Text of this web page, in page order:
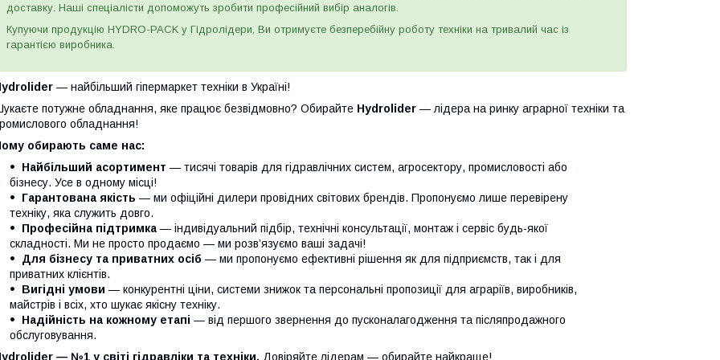
доставку. Наші спеціалісти допоможуть зробити професійний вибір аналогів.
Купуючи продукцію HYDRO-PACK у Гідролідери, Ви отримуєте безперебійну роботу техніки на тривалий час із
гарантією виробника.
— найбільший гіпермаркет техніки в Україні!
потужне обладнання, яке працює безвідмовно? Обирайте Hydrolider — лідера на ринку аграрної техніки та
обладнання!
обирають саме нас:
Найбільший асортимент — тисячі товарів для гідравлічних систем, агросектору, промисловості або
бізнесу. Усе в одному місці!
Гарантована якість — ми офіційні дилери провідних світових брендів. Пропонуємо лише перевірену
техніку, яка служить довго.
Професійна підтримка — індивідуальний підбір, технічні консультації, монтаж і сервіс будь-якої
складності. Ми не просто продаємо — ми розв’язуємо ваші задачі!
Для бізнесу та приватних осіб — ми пропонуємо ефективні рішення як для підприємств, так і для
приватних клієнтів.
Вигідні умови — конкурентні ціни, системи знижок та персональні пропозиції для аграріїв, виробників,
майстрів і всіх, хто шукає якісну техніку.
Надійність на кожному етапі — від першого звернення до пусконалагодження та післяпродажного
обслуговування.
— №1 у світі гідравліки та техніки. Довіряйте лідерам — обирайте найкраще!